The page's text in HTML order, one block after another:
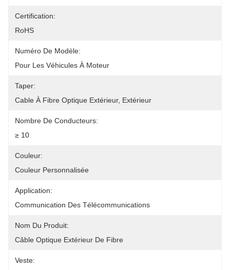
Certification:
RoHS
Numéro De Modèle:
Pour Les Véhicules À Moteur
Taper:
Cable À Fibre Optique Extérieur, Extérieur
Nombre De Conducteurs:
≥ 10
Couleur:
Couleur Personnalisée
Application:
Communication Des Télécommunications
Nom Du Produit:
Câble Optique Extérieur De Fibre
Veste: